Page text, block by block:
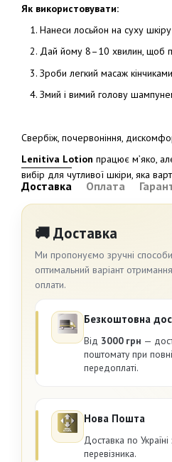
Як використовувати:
Нанеси лосьйон на суху
Дай йому 8–10 хвилин, щоб
Зроби легкий масаж
Змий і вимий голову
Свербіж, почервоніння,
Lenitiva Lotion працює м’яко,
вибір для чутливої шкіри, яка
Доставка Оплата
🚚 Доставка
Ми пропонуємо зручні
оптимальний варіант
оплати.
Безкоштовна
Від 3000 грн —
поштомату при
передоплаті.
Нова Пошта
Доставка по
перевізника.